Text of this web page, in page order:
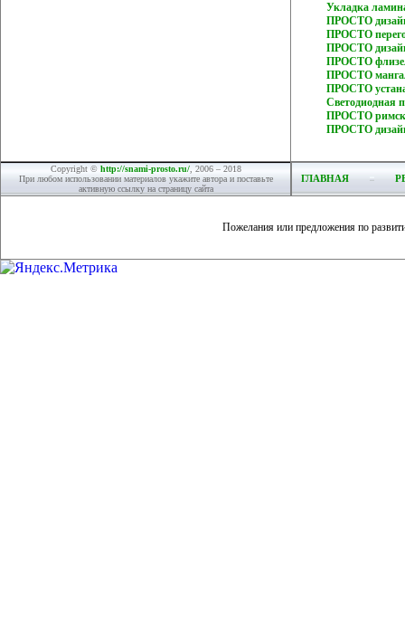
Укладка
ПРОСТО
ПРОСТО
ПРОСТО
ПРОСТО
ПРОСТО
ПРОСТО
Светодиодная
ПРОСТО
ПРОСТО
Copyright © http://snami-prosto.ru/, 2006 – 2018
При любом использовании материалов укажите автора и поставьте
активную ссылку на страницу сайта
ГЛАВНАЯ
Пожелания или предложения по